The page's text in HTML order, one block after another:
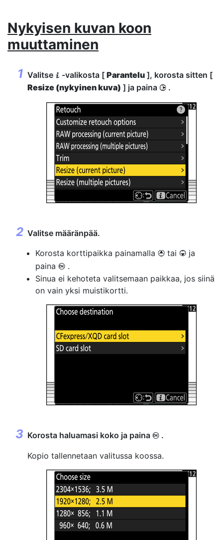
Nykyisen kuvan koon
muuttaminen
Valitse i -valikosta [ Parantelu ], korosta sitten [
Resize (nykyinen kuva) ] ja paina 2 .
Valitse määränpää.
Korosta korttipaikka painamalla 1 tai 3 ja
paina J .
Sinua ei kehoteta valitsemaan paikkaa, jos siinä
on vain yksi muistikortti.
Korosta haluamasi koko ja paina J .
Kopio tallennetaan valitussa koossa.